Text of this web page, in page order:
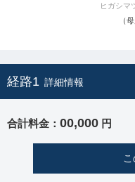
ヒガシマ
（
経路1 詳細情報
合計料金： 00,000 円